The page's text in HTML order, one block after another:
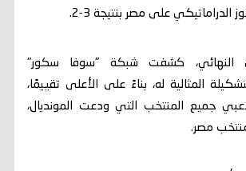
الدراماتيكي على مصر بنتيجة 3-2.
النهائي، كشفت شبكة "سوفا سكور"
المثالية له، بناءً على الأعلى تقييمًا،
جميع المنتخب التي ودعت المونديال،
مصر.